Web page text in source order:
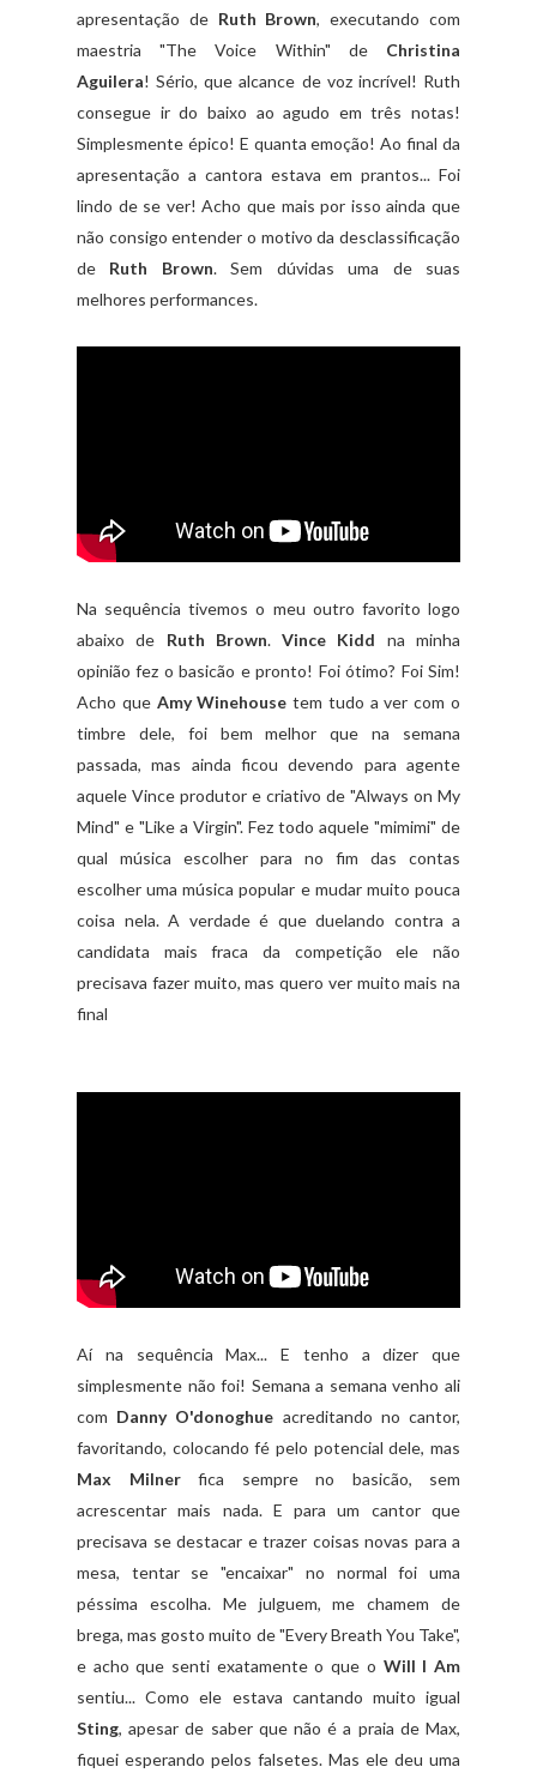
apresentação de Ruth Brown, executando com
maestria "The Voice Within" de Christina
Aguilera! Sério, que alcance de voz incrível! Ruth
consegue ir do baixo ao agudo em três notas!
Simplesmente épico! E quanta emoção! Ao final da
apresentação a cantora estava em prantos... Foi
lindo de se ver! Acho que mais por isso ainda que
não consigo entender o motivo da desclassificação
de Ruth Brown. Sem dúvidas uma de suas
melhores performances.
Na sequência tivemos o meu outro favorito logo
abaixo de Ruth Brown.Vince Kidd na minha
opinião fez o basicão e pronto! Foi ótimo? Foi Sim!
Acho que Amy Winehouse tem tudo a ver com o
timbre dele, foi bem melhor que na semana
passada, mas ainda ficou devendo para agente
aquele Vince produtor e criativo de "Always on My
Mind" e "Like a Virgin". Fez todo aquele "mimimi" de
qual música escolher para no fim das contas
escolher uma música popular e mudar muito pouca
coisa nela. A verdade é que duelando contra a
candidata mais fraca da competição ele não
precisava fazer muito, mas quero ver muito mais na
final
Aí na sequência Max... E tenho a dizer que
simplesmente não foi! Semana a semana venho ali
com Danny O'donoghue acreditando no cantor,
favoritando, colocando fé pelo potencial dele, mas
Max Milner fica sempre no basicão, sem
acrescentar mais nada. E para um cantor que
precisava se destacar e trazer coisas novas para a
mesa, tentar se "encaixar" no normal foi uma
péssima escolha. Me julguem, me chamem de
brega, mas gosto muito de "Every Breath You Take",
e acho que senti exatamente o que o Will I Am
sentiu... Como ele estava cantando muito igual
Sting, apesar de saber que não é a praia de Max,
fiquei esperando pelos falsetes. Mas ele deu uma